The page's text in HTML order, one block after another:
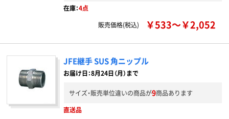
在庫：4点
販売価格(税込)
￥533～￥2,052
JFE継手 SUS 角ニップル
お届け日：8月24日（月）まで
サイズ・販売単位違いの商品が9商品あります
直送品